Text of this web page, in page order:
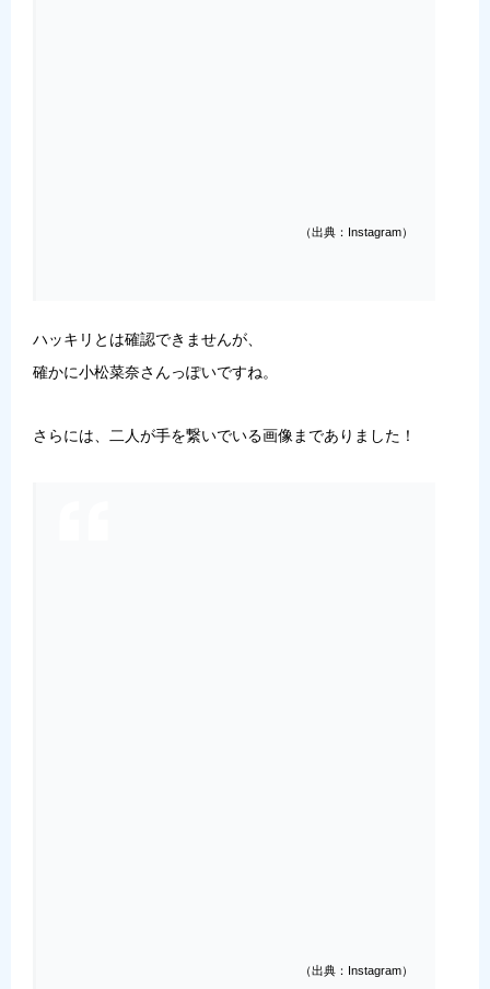
（出典：Instagram）
ハッキリとは確認できませんが、
確かに小松菜奈さんっぽいですね。
さらには、二人が手を繋いでいる画像までありました！
（出典：Instagram）